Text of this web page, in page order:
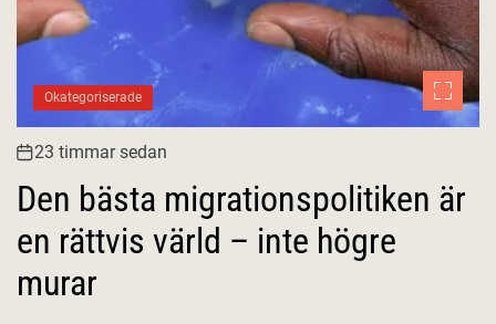
Okategoriserade
23 timmar sedan
Den bästa migrationspolitiken är
en rättvis värld – inte högre
murar